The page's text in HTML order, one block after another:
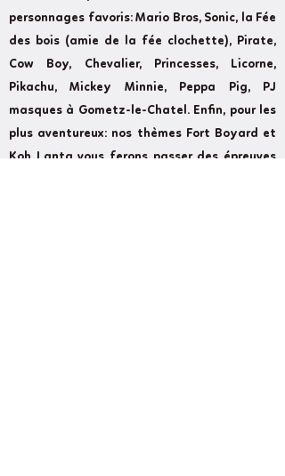
personnages favoris: Mario Bros, Sonic, la Fée
des bois (amie de la fée clochette), Pirate,
Cow Boy, Chevalier, Princesses, Licorne,
Pikachu, Mickey Minnie, Peppa Pig, PJ
masques à Gometz-le-Chatel. Enfin, pour les
plus aventureux: nos thèmes Fort Boyard et
Koh Lanta vous ferons passer des épreuves